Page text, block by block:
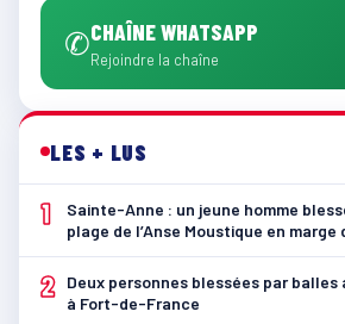
✆CHAÎNE WHATSAPP
Rejoindre la chaîne
LES + LUS
1
Sainte-Anne : un jeune homme
plage de l’Anse Moustique en marge
2
Deux personnes blessées par balles
à Fort-de-France